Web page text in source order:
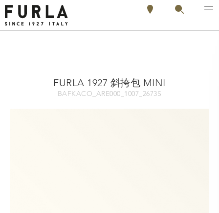
FURLA 1927 斜挎包 MINI
BAFKACO_ARE000_1007_2673S